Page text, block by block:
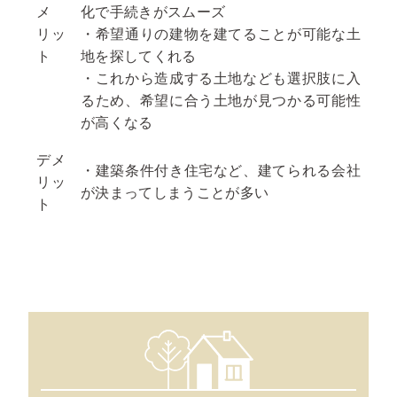
メ
リッ
ト
化で手続きがスムーズ
・希望通りの建物を建てることが可能な土
地を探してくれる
・これから造成する土地なども選択肢に入
るため、希望に合う土地が見つかる可能性
が高くなる
デメ
リッ
ト
・建築条件付き住宅など、建てられる会社
が決まってしまうことが多い